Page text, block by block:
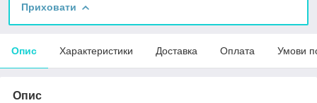
Приховати
Опис Характеристики Доставка Оплата Умови
Опис